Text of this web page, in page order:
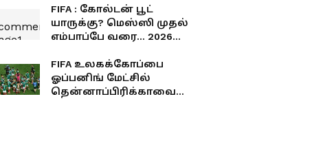
FIFA : கோல்டன் பூட்
யாருக்கு? மெஸ்ஸி முதல்
எம்பாப்பே வரை... 2026
கோல் மழை
பொழியப்போவது யார்?
FIFA உலகக்கோப்பை
ஓப்பனிங் மேட்சில்
தென்னாப்பிரிக்காவை